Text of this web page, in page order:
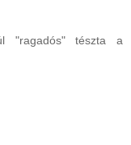
"ragadós" tészta a